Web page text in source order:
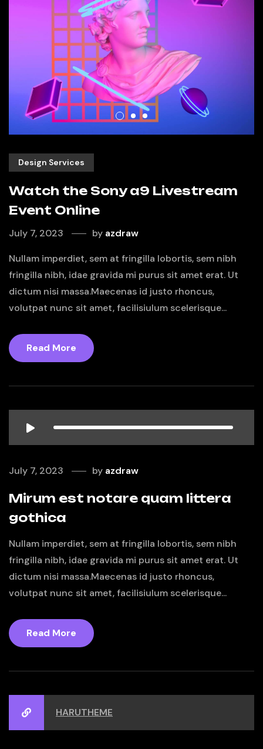
Design Services
Watch the Sony a9 Livestream
Event Online
July 7, 2023 by azdraw
Nullam imperdiet, sem at fringilla lobortis, sem nibh
fringilla nibh, idae gravida mi purus sit amet erat. Ut
dictum nisi massa.Maecenas id justo rhoncus,
volutpat nunc sit amet, facilisiulum scelerisque...
Read More
July 7, 2023 by azdraw
Mirum est notare quam littera
gothica
Nullam imperdiet, sem at fringilla lobortis, sem nibh
fringilla nibh, idae gravida mi purus sit amet erat. Ut
dictum nisi massa.Maecenas id justo rhoncus,
volutpat nunc sit amet, facilisiulum scelerisque...
Read More
HARUTHEME